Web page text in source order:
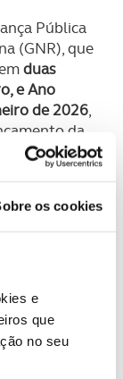
os cookies
e
que
no seu
Pública
(GNR), que
duas
e Ano
de 2026,
da
na